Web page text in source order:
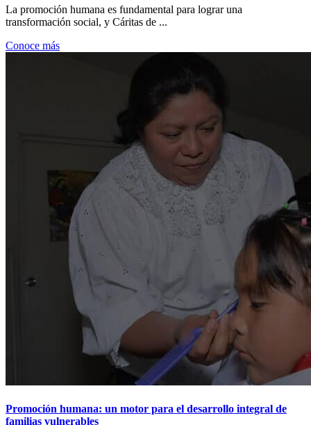
La promoción humana es fundamental para lograr una
transformación social, y Cáritas de ...
Conoce más
Promoción humana: un motor para el desarrollo integral de
familias vulnerables